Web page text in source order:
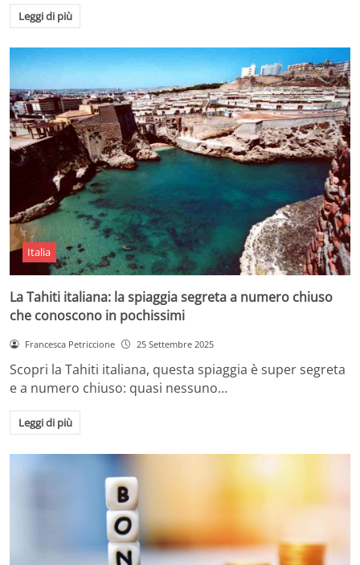
Leggi di più
Italia
La Tahiti italiana: la spiaggia segreta a numero chiuso
che conoscono in pochissimi
Francesca Petriccione 25 Settembre 2025
Scopri la Tahiti italiana, questa spiaggia è super segreta
e a numero chiuso: quasi nessuno…
Leggi di più